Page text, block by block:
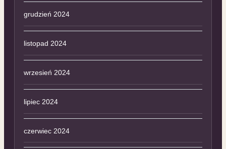
grudzień 2024
listopad 2024
wrzesień 2024
lipiec 2024
czerwiec 2024